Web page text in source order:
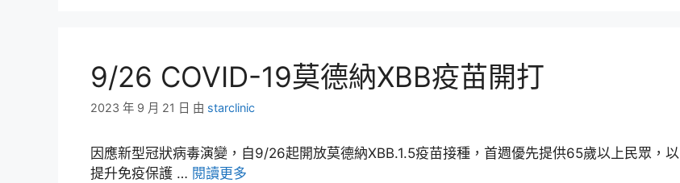
9/26 COVID-19莫德納XBB疫苗開打
2023 年 9 月 21 日 由 starclinic
因應新型冠狀病毒演變，自9/26起開放莫德納XBB.1.5疫苗接種，首週優先提供65歲以上民眾，以
提升免疫保護 … 閱讀更多